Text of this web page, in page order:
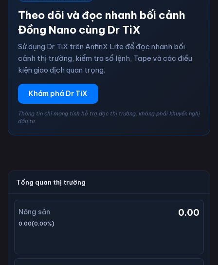
Theo dõi và đọc nhanh bối cảnh
Đồng Nano cùng Dr TiX
Sử dụng Dr TiX trên AnfinX Lite để đọc nhanh bối
cảnh thị trường, kiểm tra sổ lệnh, Tape và các điều
kiện giao dịch quan trọng.
Khám phá Dr TiX
Thông tin chỉ mang tính hỗ trợ đọc thị trường, không phải khuyến nghị
đầu tư.
Tổng quan thị trường
Nông sản 0.00
0.00(0.00%)